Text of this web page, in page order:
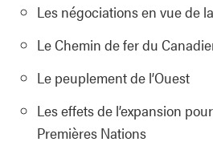
Les négociations en vue de
Le Chemin de fer du
Le peuplement de l’Ouest
Les effets de l’expansion
Premières Nations